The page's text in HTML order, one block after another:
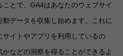
ことで、GA4はあなたのウェブサイ
動データを収集し始めます。これに
サイトやアプリを利用しているの
などの洞察を得ることができるよ